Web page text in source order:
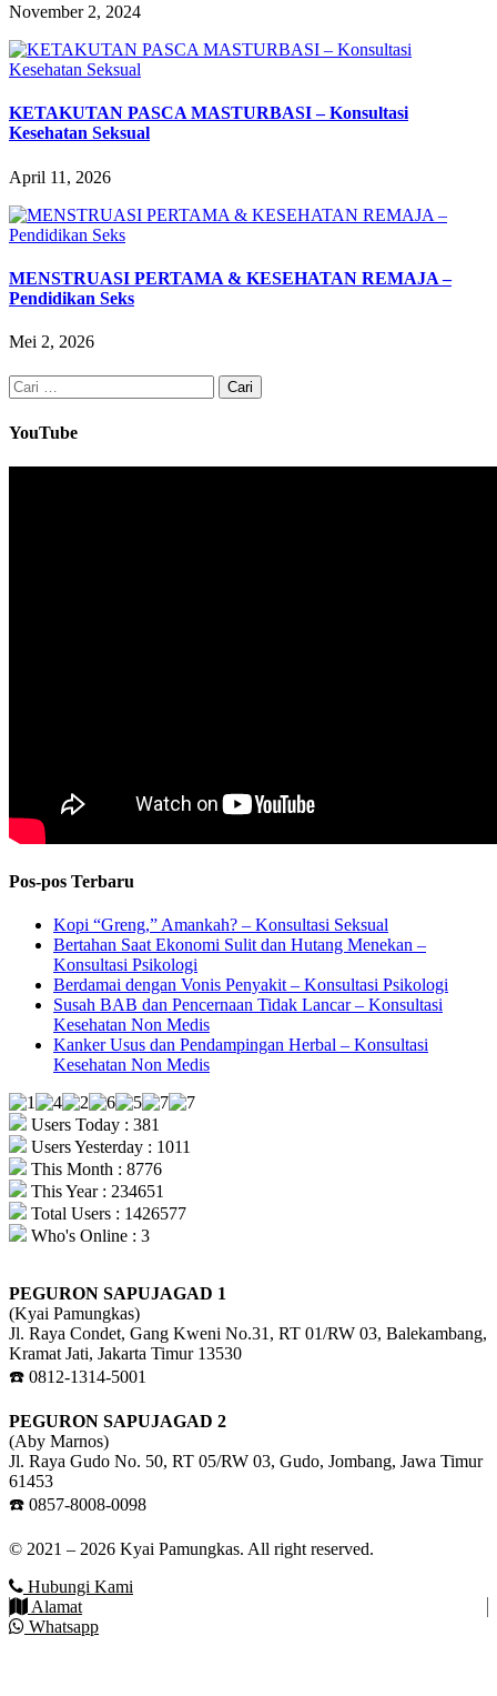
November 2, 2024
KETAKUTAN PASCA MASTURBASI – Konsultasi
Kesehatan Seksual
April 11, 2026
MENSTRUASI PERTAMA & KESEHATAN REMAJA –
Pendidikan Seks
Mei 2, 2026
Cari
untuk:
YouTube
Pos-pos Terbaru
Kopi “Greng,” Amankah? – Konsultasi Seksual
Bertahan Saat Ekonomi Sulit dan Hutang Menekan –
Konsultasi Psikologi
Berdamai dengan Vonis Penyakit – Konsultasi Psikologi
Susah BAB dan Pencernaan Tidak Lancar – Konsultasi
Kesehatan Non Medis
Kanker Usus dan Pendampingan Herbal – Konsultasi
Kesehatan Non Medis
Users Today : 381
Users Yesterday : 1011
This Month : 8776
This Year : 234651
Total Users : 1426577
Who's Online : 3
PEGURON SAPUJAGAD 1
(Kyai Pamungkas)
Jl. Raya Condet, Gang Kweni No.31, RT 01/RW 03, Balekambang,
Kramat Jati, Jakarta Timur 13530
☎️ 0812-1314-5001
PEGURON SAPUJAGAD 2
(Aby Marnos)
Jl. Raya Gudo No. 50, RT 05/RW 03, Gudo, Jombang, Jawa Timur
61453
☎️ 0857-8008-0098
© 2021 – 2026 Kyai Pamungkas. All right reserved.
Hubungi Kami
Alamat
Whatsapp